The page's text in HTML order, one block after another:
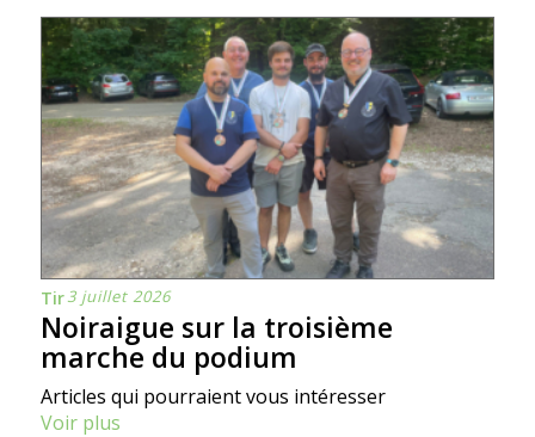
Tir3 juillet 2026
Noiraigue sur la troisième
marche du podium
Articles qui pourraient vous intéresser
Voir plus